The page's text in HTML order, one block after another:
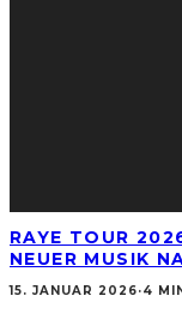
RAYE TOUR
NEUER MUSIK
15. JANUAR 2026·4